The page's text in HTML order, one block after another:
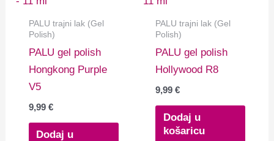
PALU trajni lak (Gel
Polish)
PALU gel polish
Hongkong Purple
V5
9,99 €
Dodaj u
PALU trajni lak (Gel
Polish)
PALU gel polish
Hollywood R8
9,99€
Dodaj u
košaricu